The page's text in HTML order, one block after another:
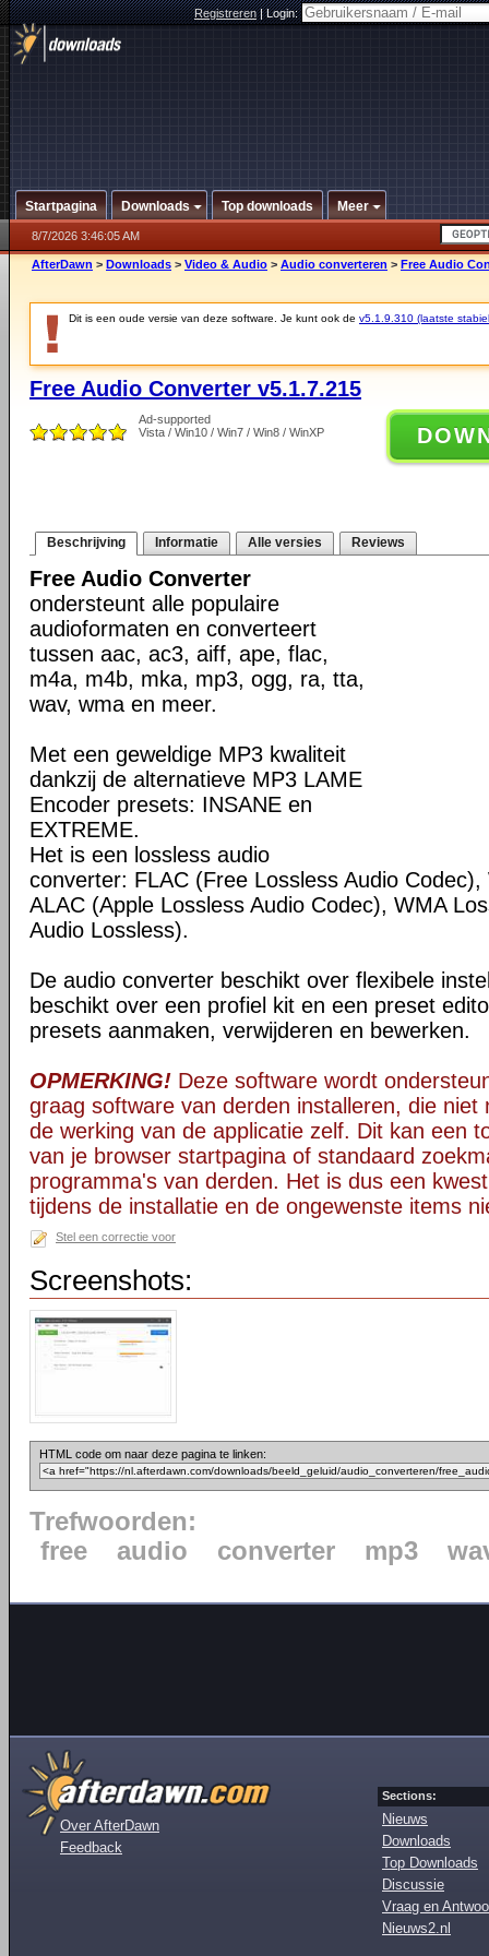
Registreren|Login:
Startpagina Downloads Top downloads Meer
8/7/2026 3:46:05 AM
AfterDawn > Downloads > Video & Audio > Audio converteren > Free Audio
Dit is een oude versie van deze software. Je kunt ook de v5.1.9.310 (laatste
Free Audio Converter v5.1.7.215
Ad-supported
Vista / Win10 / Win7 / Win8 / WinXP
Beschrijving Informatie Alle versies Reviews
Free Audio Converter
ondersteunt alle populaire
audioformaten en converteert
tussen aac, ac3, aiff, ape, flac,
m4a, m4b, mka, mp3, ogg, ra, tta,
wav, wma en meer.
Met een geweldige MP3 kwaliteit
dankzij de alternatieve MP3 LAME
Encoder presets: INSANE en
EXTREME.
Het is een lossless audio
converter: FLAC (Free Lossless Audio Codec),
ALAC (Apple Lossless Audio Codec), WMA
Audio Lossless).
De audio converter beschikt over flexibele
beschikt over een profiel kit en een preset
presets aanmaken, verwijderen en bewerken.
OPMERKING! Deze software wordt
graag software van derden installeren, die niet
de werking van de applicatie zelf. Dit kan een
van je browser startpagina of standaard
programma's van derden. Het is dus een
tijdens de installatie en de ongewenste items
Stel een correctie voor
Screenshots:
HTML code om naar deze pagina te linken:
Trefwoorden:
free
audio converter mp3
Over AfterDawn
Feedback
Sections:
Nieuws
Downloads
Top Downloads
Discussie
Vraag en
Nieuws2.nl